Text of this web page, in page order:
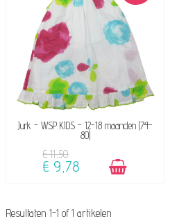
BESCHIKBAAR
Jurk - WSP KIDS - 12-18 maanden (74-
80)
€ 11,50
€ 9,78
Resultaten 1-1 of 1 artikelen